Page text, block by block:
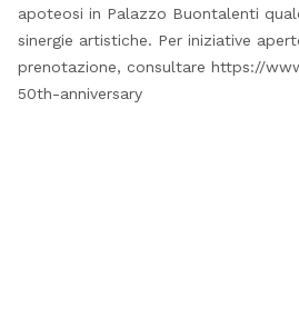
apoteosi in Palazzo Buontalenti
sinergie artistiche. Per iniziative
prenotazione, consultare https://
50th-anniversary